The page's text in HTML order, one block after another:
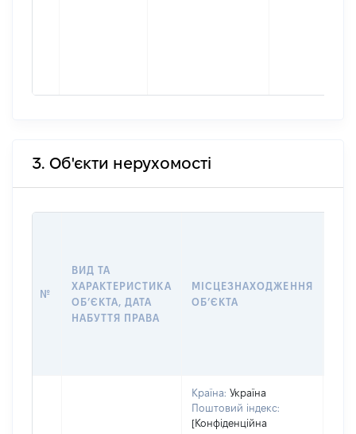
3. Об'єкти нерухомості
№
ВИД ТА
ХАРАКТЕРИСТИКА
ОБʼЄКТА, ДАТА
НАБУТТЯ ПРАВА
МІСЦЕЗНАХОДЖЕННЯ
ОБʼЄКТА
Країна: Україна
Поштовий індекс:
[Конфіденційна